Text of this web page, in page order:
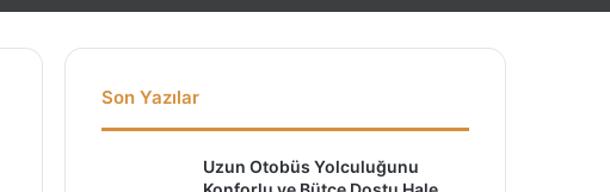
Son Yazılar
Uzun Otobüs Yolculuğunu